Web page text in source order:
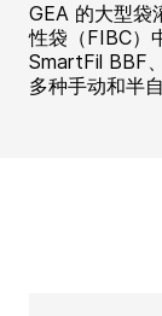
GEA 的大型袋
性袋（FIBC）
SmartFil BBF
多种手动和半